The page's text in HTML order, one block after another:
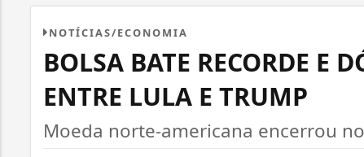
NOTÍCIAS/ECONOMIA
BOLSA BATE RECORDE E
ENTRE LULA E TRUMP
Moeda norte-americana encerrou